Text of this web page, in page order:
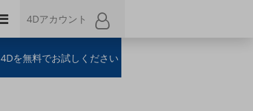
4Dアカウント
4Dアカウント
4Dを無料でお試しください